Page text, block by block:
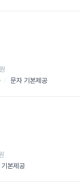
문자 기본제공
기본제공